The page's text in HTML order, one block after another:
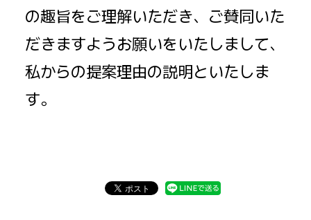
の趣旨をご理解いただき、ご賛同いた
だきますようお願いをいたしまして、
私からの提案理由の説明といたしま
す。